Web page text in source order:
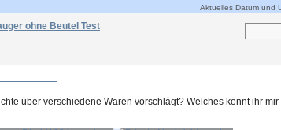
Aktuelles Datum und
ohne Beutel Test
über verschiedene Waren vorschlägt? Welches könnt ihr